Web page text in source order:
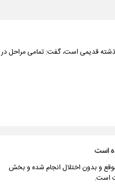
گذشته قدیمی است، گفت: تمامی مراحل در
است
موقع و بدون اختلال انجام شده و بخش
است.